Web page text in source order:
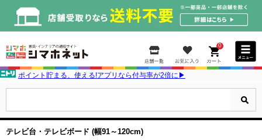
0
ポイント貯まる、使える!アプリなら付与率が2倍に▶
テレビ台・テレビボード (幅91～120cm)